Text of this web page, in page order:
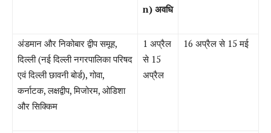
n) अवधि
अंडमान और निकोबार द्वीप समूह,
दिल्ली(नई दिल्ली नगरपालिका परिषद
एवं दिल्ली छावनी बोर्ड),गोवा,
कर्नाटक,लक्षद्वीप,मिजोरम, ओडिशा
और सिक्किम
1 अप्रैल
से15
अप्रैल
16 अप्रैल से15मई